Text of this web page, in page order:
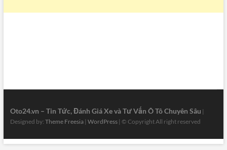
Oto24.vn – Tin Tức, Đánh Giá Xe và Tư Vấn Ô Tô Chuyên Sâu |
Designed by: Theme Freesia| WordPress| © Copyright All right reserved